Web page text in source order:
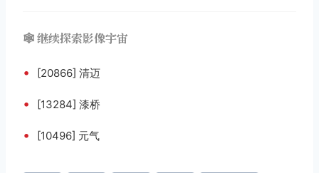
🕸️ 继续探索影像宇宙
• [20866] 清迈
• [13284] 漆桥
• [10496] 元气